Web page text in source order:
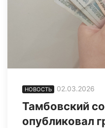
НОВОСТЬ 02.03.2026
Тамбовский
опубликовал